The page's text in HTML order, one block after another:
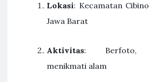
Lokasi: Kecamatan
Jawa Barat
Aktivitas: Berfoto,
menikmati alam